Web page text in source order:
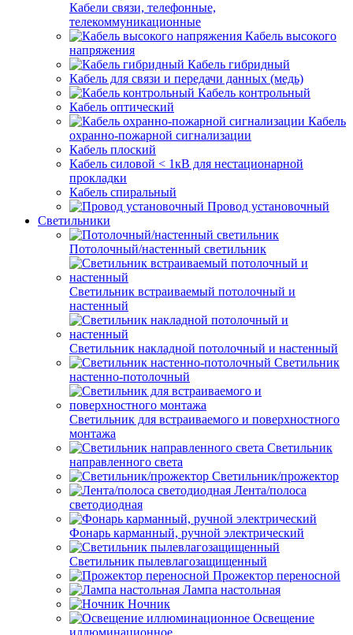
Кабели связи, телефонные,
телекоммуникационные
Кабель высокого
напряжения
Кабель гибридный
Кабель для связи и передачи данных (медь)
Кабель контрольный
Кабель оптический
Кабель
охранно-пожарной сигнализации
Кабель плоский
Кабель силовой < 1кВ для нестационарной
прокладки
Кабель спиральный
Провод установочный
Светильники
Потолочный/настенный светильник
Светильник встраиваемый потолочный и
настенный
Светильник накладной потолочный и настенный
Светильник
настенно-потолочный
Светильник для встраиваемого и поверхностного
монтажа
Светильник
направленного света
Светильник/прожектор
Лента/полоса
светодиодная
Фонарь карманный, ручной электрический
Светильник пылевлагозащищенный
Прожектор переносной
Лампа настольная
Ночник
Освещение
иллюминационное